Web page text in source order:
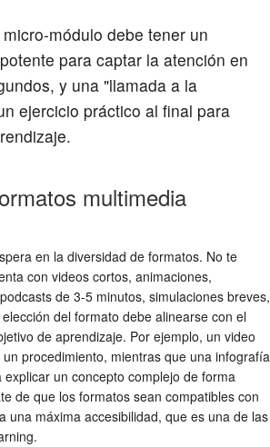
módulo debe tener un
para captar la atención en
y una "llamada a la
ejercicio práctico al final para
multimedia
en la diversidad de formatos. No te
con videos cortos, animaciones,
de 3-5 minutos, simulaciones breves,
del formato debe alinearse con el
de aprendizaje. Por ejemplo, un video
procedimiento, mientras que una infografía
un concepto complejo de forma
de que los formatos sean compatibles con
una máxima accesibilidad, que es una de las
.